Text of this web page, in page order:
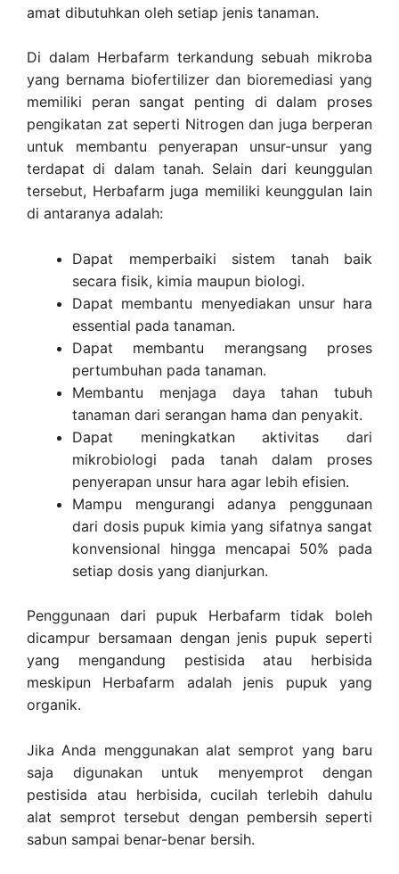
amat dibutuhkan oleh setiap jenis tanaman.
Di dalam Herbafarm terkandung sebuah mikroba
yang bernama biofertilizer dan bioremediasi yang
memiliki peran sangat penting di dalam proses
pengikatan zat seperti Nitrogen dan juga berperan
untuk membantu penyerapan unsur-unsur yang
terdapat di dalam tanah. Selain dari keunggulan
tersebut, Herbafarm juga memiliki keunggulan lain
di antaranya adalah:
Dapat memperbaiki sistem tanah baik
secara fisik, kimia maupun biologi.
Dapat membantu menyediakan unsur hara
essential pada tanaman.
Dapat membantu merangsang proses
pertumbuhan pada tanaman.
Membantu menjaga daya tahan tubuh
tanaman dari serangan hama dan penyakit.
Dapat meningkatkan aktivitas dari
mikrobiologi pada tanah dalam proses
penyerapan unsur hara agar lebih efisien.
Mampu mengurangi adanya penggunaan
dari dosis pupuk kimia yang sifatnya sangat
konvensional hingga mencapai 50% pada
setiap dosis yang dianjurkan.
Penggunaan dari pupuk Herbafarm tidak boleh
dicampur bersamaan dengan jenis pupuk seperti
yang mengandung pestisida atau herbisida
meskipun Herbafarm adalah jenis pupuk yang
organik.
Jika Anda menggunakan alat semprot yang baru
saja digunakan untuk menyemprot dengan
pestisida atau herbisida, cucilah terlebih dahulu
alat semprot tersebut dengan pembersih seperti
sabun sampai benar-benar bersih.